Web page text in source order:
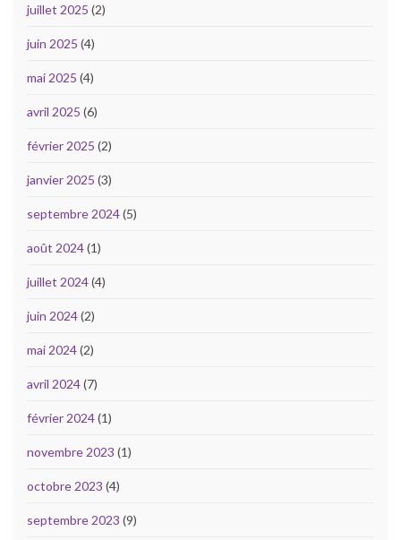
juillet 2025 (2)
juin 2025 (4)
mai 2025 (4)
avril 2025 (6)
février 2025 (2)
janvier 2025 (3)
septembre 2024(5)
août 2024(1)
juillet 2024(4)
juin 2024(2)
mai 2024(2)
avril 2024(7)
février 2024(1)
novembre 2023 (1)
octobre 2023 (4)
septembre 2023 (9)